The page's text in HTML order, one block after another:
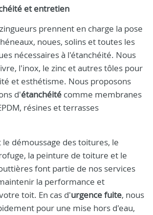
et entretien
prennent en charge la pose
noues, solins et toutes les
nécessaires à l'étanchéité. Nous
l'inox, le zinc et autres tôles pour
et esthétisme. Nous proposons
d'étanchéité comme membranes
résines et terrasses
démoussage des toitures, le
la peinture de toiture et le
font partie de nos services
la performance et
toit. En cas d'urgence fuite, nous
pour une mise hors d'eau,